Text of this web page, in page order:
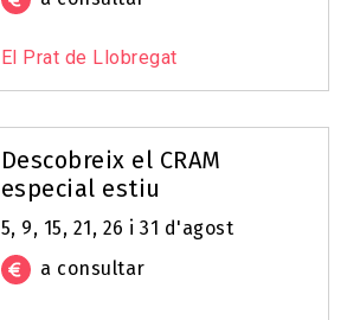
El Prat de Llobregat
Descobreix el CRAM
especial estiu
5, 9, 15, 21, 26 i 31 d'agost
a consultar